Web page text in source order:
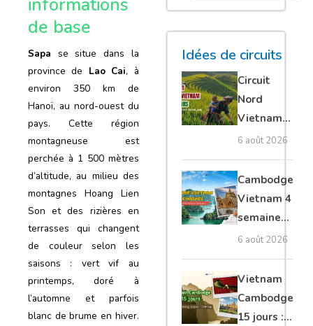
informations
de base
Sapa se situe dans la
province de Lao Cai, à
environ 350 km de
Hanoï, au nord-ouest du
pays. Cette région
montagneuse est
perchée à 1 500 mètres
d’altitude, au milieu des
montagnes Hoang Lien
Son et des rizières en
terrasses qui changent
de couleur selon les
saisons : vert vif au
printemps, doré à
l’automne et parfois
blanc de brume en hiver.
guide
complet
Idées de circuits
Circuit
Nord
Vietnam
15 jours :
Ha Giang
loop en
moto, Ninh
Binh, Lan
6 août 2026
Cambodge
Vietnam 4
semaines :
Angkor,
Tonkin
secret &
Mékong
6 août 2026
Vietnam
Cambodge
15 jours :